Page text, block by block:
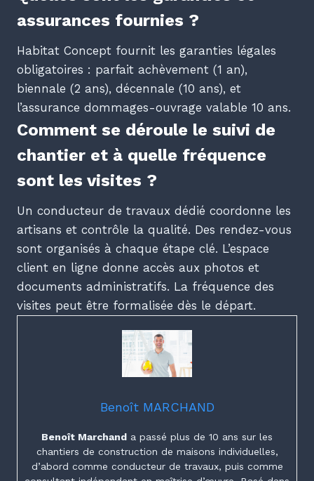
assurances fournies ?
Habitat Concept fournit les garanties légales
obligatoires : parfait achèvement (1 an),
biennale (2 ans), décennale (10 ans), et
l’assurance dommages-ouvrage valable 10 ans.
Comment se déroule le suivi de
chantier et à quelle fréquence
sont les visites ?
Un conducteur de travaux dédié coordonne les
artisans et contrôle la qualité. Des rendez-vous
sont organisés à chaque étape clé. L’espace
client en ligne donne accès aux photos et
documents administratifs. La fréquence des
visites peut être formalisée dès le départ.
Benoît MARCHAND
Benoît Marchand a passé plus de 10 ans sur les
chantiers de construction de maisons individuelles,
d’abord comme conducteur de travaux, puis comme